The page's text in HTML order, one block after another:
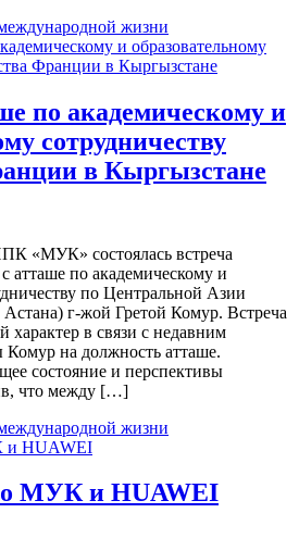
жизни
по академическому и
сотрудничеству
в Кыргызстане
«МУК» состоялась встреча
атташе по академическому и
по Центральной Азии
г-жой Гретой Комур. Встреча
характер в связи с недавним
Комур на должность атташе.
состояние и перспективы
что между […]
жизни
МУК и HUAWEI